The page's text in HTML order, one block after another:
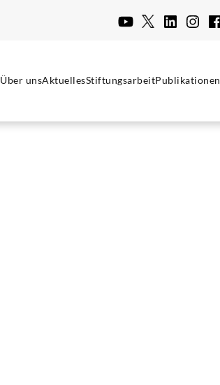
Über unsAktuellesStiftungsarbeitPublikationen